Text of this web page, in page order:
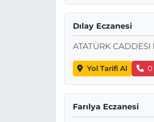
Dılay Eczanesi
ATATÜRK
Yol Tarifi Al 0
Farılya Eczanesi